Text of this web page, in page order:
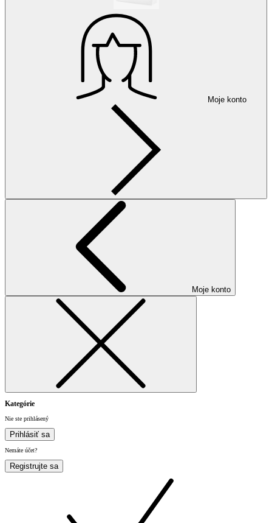
Moje konto
Moje konto
Kategórie
Nie ste prihlásený
Prihlásiť sa
Nemáte účet?
Registrujte sa